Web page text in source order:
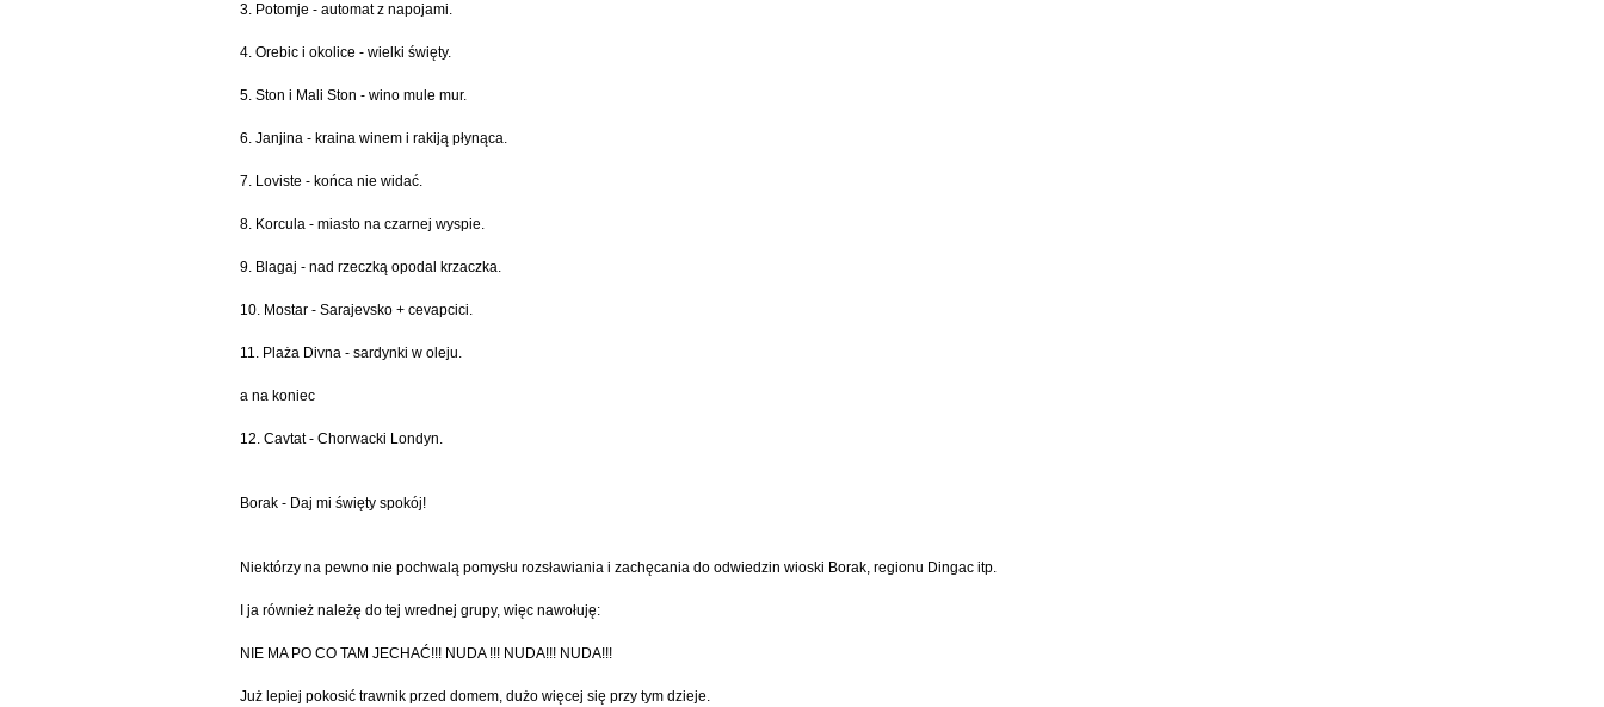
3. Potomje - automat z napojami.
4. Orebic i okolice - wielki święty.
5. Ston i Mali Ston - wino mule mur.
6. Janjina - kraina winem i rakiją płynąca.
7. Loviste - końca nie widać.
8. Korcula - miasto na czarnej wyspie.
9. Blagaj - nad rzeczką opodal krzaczka.
10. Mostar - Sarajevsko + cevapcici.
11. Plaża Divna - sardynki w oleju.
a na koniec
12. Cavtat - Chorwacki Londyn.
Borak - Daj mi święty spokój!
Niektórzy na pewno nie pochwalą pomysłu rozsławiania i zachęcania do odwiedzin wioski Borak, regionu Dingac itp.
I ja również należę do tej wrednej grupy, więc nawołuję:
NIE MA PO CO TAM JECHAĆ!!! NUDA !!! NUDA!!! NUDA!!!
Już lepiej pokosić trawnik przed domem, dużo więcej się przy tym dzieje.